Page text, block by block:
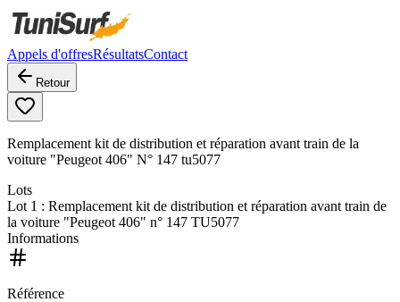
Appels d'offresRésultatsContact
Retour
Remplacement kit de distribution et réparation avant train de la
voiture "Peugeot 406" N° 147 tu5077
Lots
Lot 1 : Remplacement kit de distribution et réparation avant train de
la voiture "Peugeot 406" n° 147 TU5077
Informations
Référence